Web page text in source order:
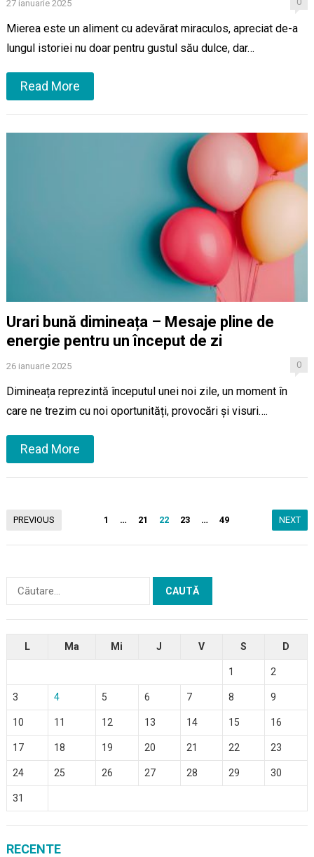
27 ianuarie 2025
Mierea este un aliment cu adevărat miraculos, apreciat de-a
lungul istoriei nu doar pentru gustul său dulce, dar…
Read More
Urari bună dimineața – Mesaje pline de
energie pentru un început de zi
26 ianuarie 2025 0
Dimineața reprezintă începutul unei noi zile, un moment în
care ne trezim cu noi oportunități, provocări și visuri….
Read More
Paginație
PREVIOUS 1 … 21 22 23 … 49 NEXT
Caută
după:
L Ma Mi J V S D
1 2
3 4 5 6 7 8 9
10 11 12 13 14 15 16
17 18 19 20 21 22 23
24 25 26 27 28 29 30
31
RECENTE